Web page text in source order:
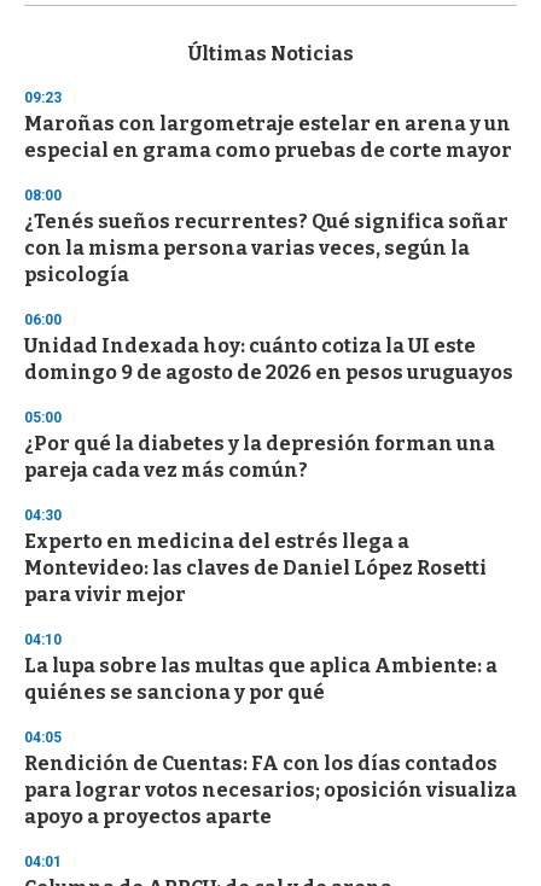
s
d
s
o
f
3
s
e
c
o
d
s
Últimas Noticias
09:23
Maroñas con largometraje estelar en arena y un
especial en grama como pruebas de corte mayor
08:00
¿Tenés sueños recurrentes? Qué significa soñar
con la misma persona varias veces, según la
psicología
06:00
Unidad Indexada hoy: cuánto cotiza la UI este
domingo 9 de agosto de 2026 en pesos uruguayos
05:00
¿Por qué la diabetes y la depresión forman una
pareja cada vez más común?
04:30
Experto en medicina del estrés llega a
Montevideo: las claves de Daniel López Rosetti
para vivir mejor
04:10
La lupa sobre las multas que aplica Ambiente: a
quiénes se sanciona y por qué
04:05
Rendición de Cuentas: FA con los días contados
para lograr votos necesarios; oposición visualiza
apoyo a proyectos aparte
04:01